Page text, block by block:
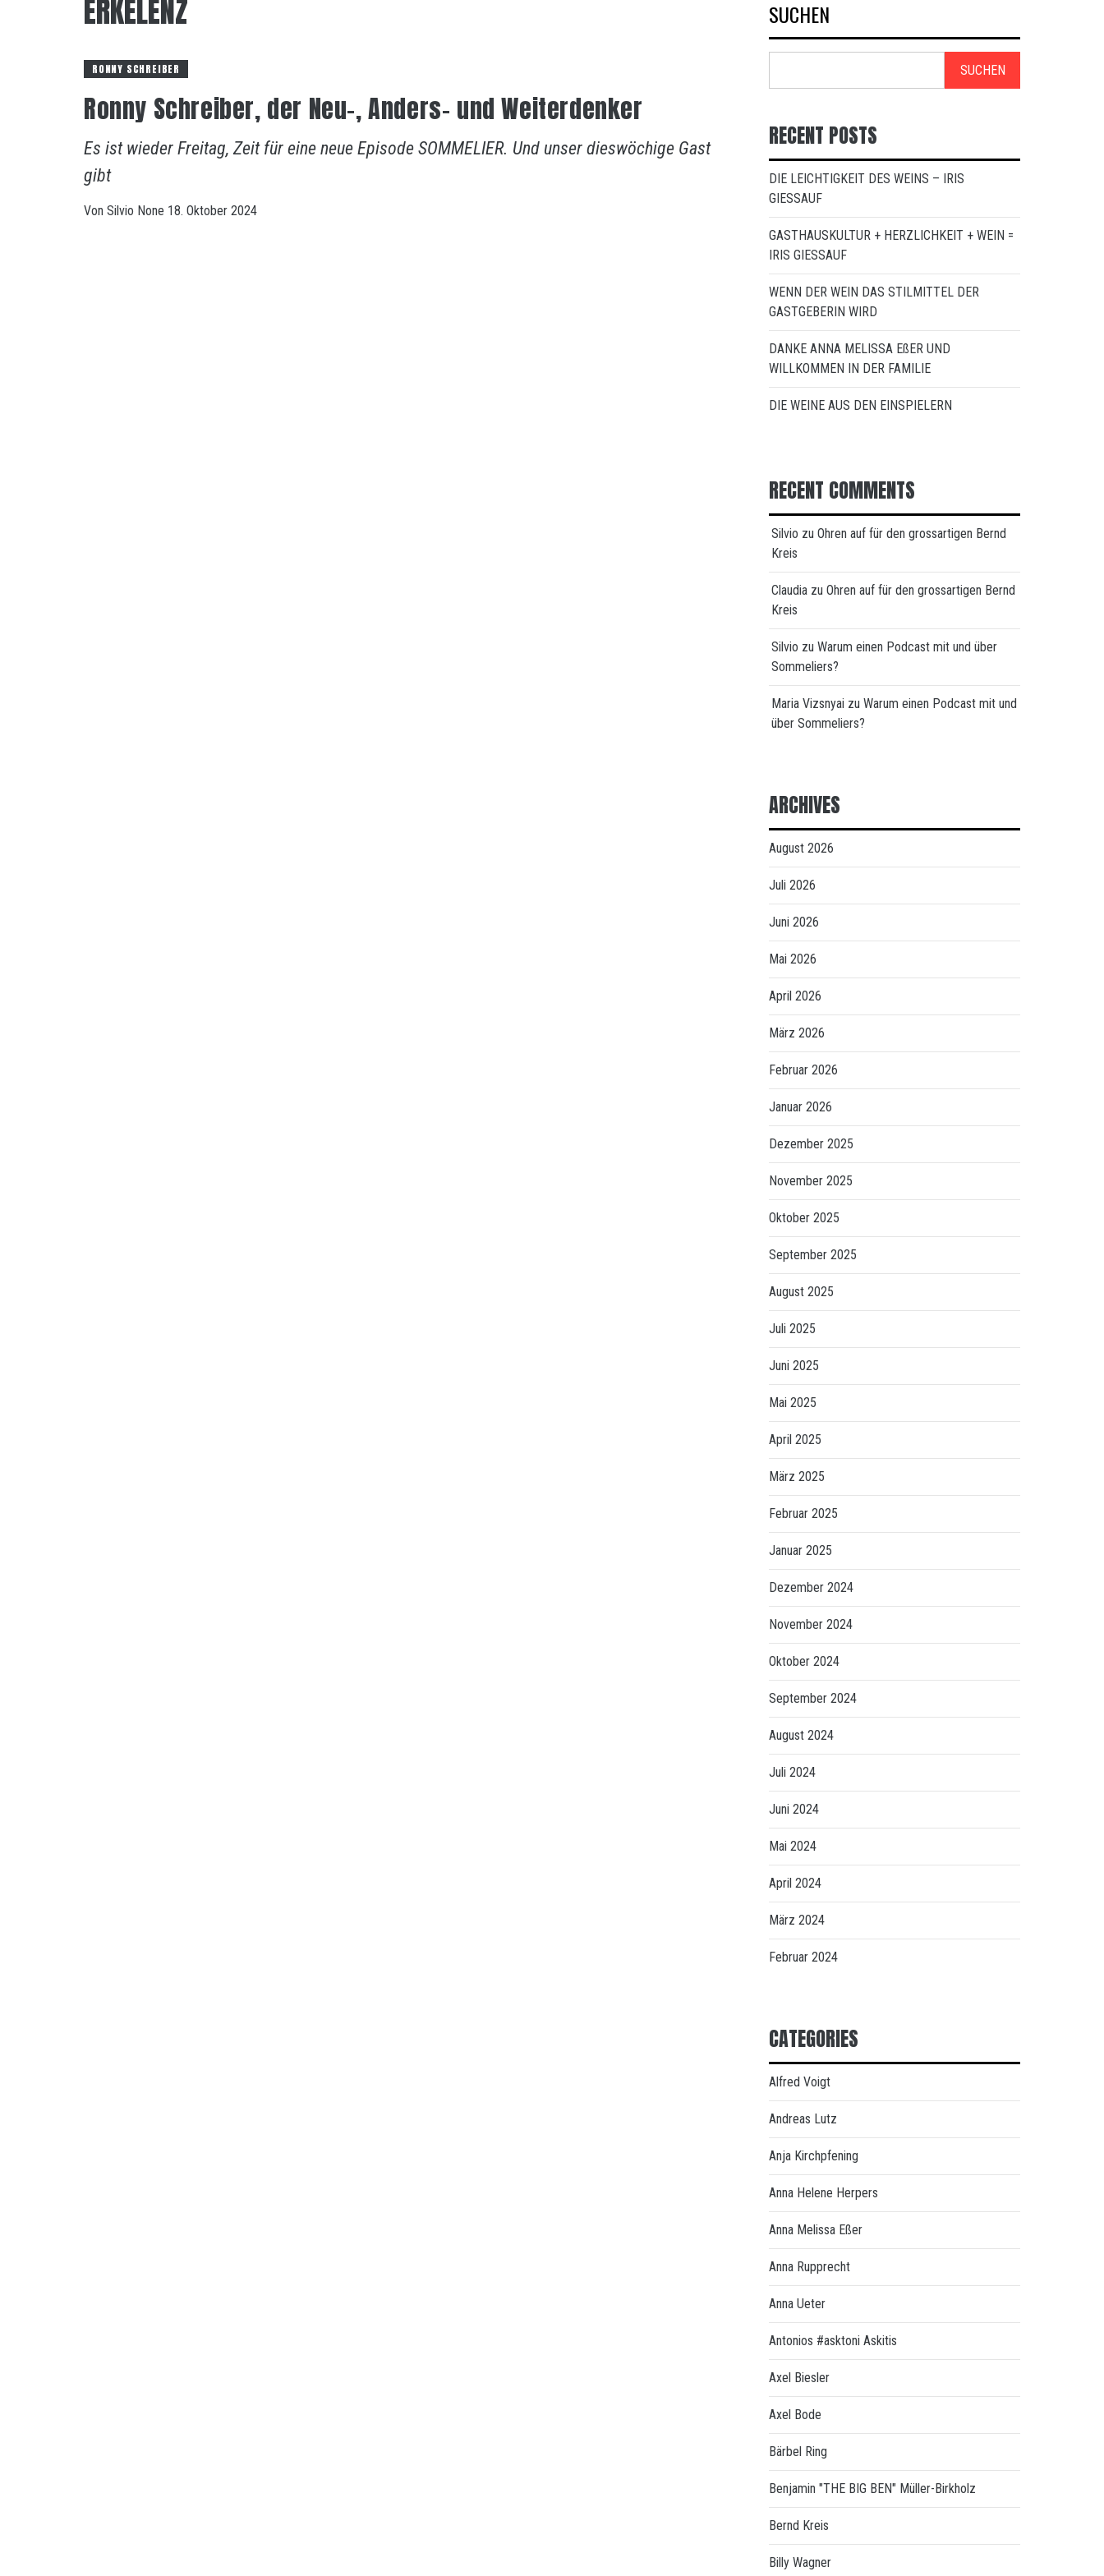
ERKELENZ
RONNY SCHREIBER
Ronny Schreiber, der Neu-, Anders- und Weiterdenker
Es ist wieder Freitag, Zeit für eine neue Episode SOMMELIER. Und unser dieswöchige Gast
gibt
Von Silvio None 18. Oktober 2024
SUCHEN
SUCHEN
RECENT POSTS
DIE LEICHTIGKEIT DES WEINS – IRIS
GIESSAUF
GASTHAUSKULTUR + HERZLICHKEIT + WEIN =
IRIS GIESSAUF
WENN DER WEIN DAS STILMITTEL DER
GASTGEBERIN WIRD
DANKE ANNA MELISSA EßER UND
WILLKOMMEN IN DER FAMILIE
DIE WEINE AUS DEN EINSPIELERN
RECENT COMMENTS
Silvio zu Ohren auf für den grossartigen Bernd
Kreis
Claudia zu Ohren auf für den grossartigen Bernd
Kreis
Silvio zu Warum einen Podcast mit und über
Sommeliers?
Maria Vizsnyai zu Warum einen Podcast mit und
über Sommeliers?
ARCHIVES
August 2026
Juli 2026
Juni 2026
Mai 2026
April 2026
März 2026
Februar 2026
Januar 2026
Dezember 2025
November 2025
Oktober 2025
September 2025
August 2025
Juli 2025
Juni 2025
Mai 2025
April 2025
März 2025
Februar 2025
Januar 2025
Dezember 2024
November 2024
Oktober 2024
September 2024
August 2024
Juli 2024
Juni 2024
Mai 2024
April 2024
März 2024
Februar 2024
CATEGORIES
Alfred Voigt
Andreas Lutz
Anja Kirchpfening
Anna Helene Herpers
Anna Melissa Eßer
Anna Rupprecht
Anna Ueter
Antonios #asktoni Askitis
Axel Biesler
Axel Bode
Bärbel Ring
Benjamin "THE BIG BEN" Müller-Birkholz
Bernd Kreis
Billy Wagner